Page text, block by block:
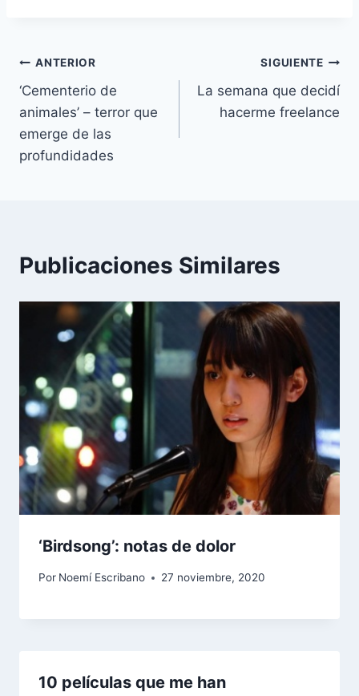
Navegación
de
entradas
ANTERIOR
‘Cementerio de
animales’ – terror que
emerge de las
profundidades
SIGUIENTE
La semana que decidí
hacerme freelance
Publicaciones Similares
‘Birdsong’: notas de dolor
Por Noemí Escribano 27 noviembre, 2020
10 películas que me han